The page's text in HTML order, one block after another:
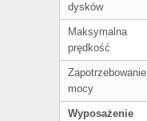
dysków
Maksymalna
prędkość
Zapotrzebowanie
mocy
Wyposażenie